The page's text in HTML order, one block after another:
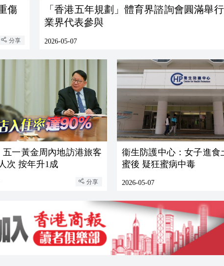
傷
分享
「香港五年規劃」體育界諮詢會圓滿舉行 逾百
業界代表參與
2026-05-07
五一黃金周內地訪港旅客
次 按年升1成
分享
衞生防護中心：女子進食
蜜後 疑狂蜜病中毒
2026-05-07